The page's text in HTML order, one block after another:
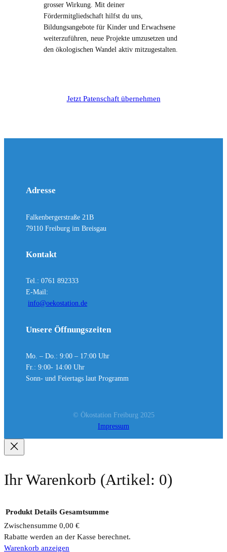
grosser Wirkung. Mit deiner
Fördermitgliedschaft hilfst du uns,
Bildungsangebote für Kinder und Erwachsene
weiterzuführen, neue Projekte umzusetzen und
den ökologischen Wandel aktiv mitzugestalten.
Jetzt Patenschaft übernehmen
Adresse
Falkenbergerstraße 21B
79110 Freiburg im Breisgau
Kontakt
Tel.: 0761 892333
E-Mail:
info@oekostation.de
Unsere Öffnungszeiten
Mo. – Do.: 9:00 – 17:00 Uhr
Fr.: 9:00- 14:00 Uhr
Sonn- und Feiertags laut Programm
© Ökostation Freiburg 2025
Impressum
Ihr Warenkorb (Artikel: 0)
Produkte
Produkt Details Gesamtsumme
Zwischensumme 0,00 €
Rabatte werden an der Kasse berechnet.
Warenkorb anzeigen